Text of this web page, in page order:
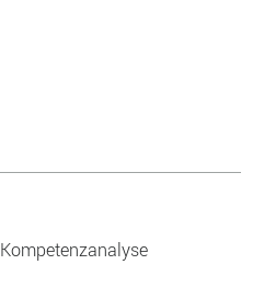
Kompetenzanalyse